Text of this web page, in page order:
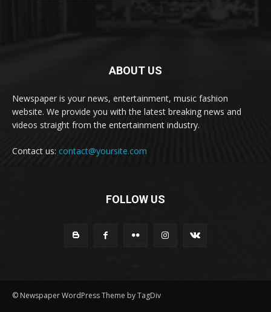
ABOUT US
Newspaper is your news, entertainment, music fashion
website. We provide you with the latest breaking news and
videos straight from the entertainment industry.
Contact us: contact@yoursite.com
FOLLOW US
© Newspaper WordPress Theme by TagDiv